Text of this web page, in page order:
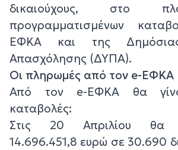
δικαιούχους, στο
προγραμματισμένων
ΕΦΚΑ και της
Απασχόλησης (ΔΥΠΑ).
Οι πληρωμές από τον e-ΕΦΚΑ
Από τον e-ΕΦΚΑ θα
καταβολές:
Στις 20 Απριλίου θα
14.696.451,8 ευρώ σε 30.690